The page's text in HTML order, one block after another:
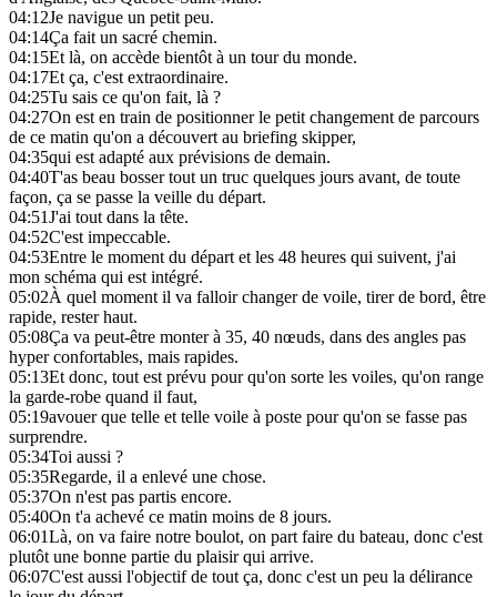
04:12Je navigue un petit peu.
04:14Ça fait un sacré chemin.
04:15Et là, on accède bientôt à un tour du monde.
04:17Et ça, c'est extraordinaire.
04:25Tu sais ce qu'on fait, là ?
04:27On est en train de positionner le petit changement de parcours
de ce matin qu'on a découvert au briefing skipper,
04:35qui est adapté aux prévisions de demain.
04:40T'as beau bosser tout un truc quelques jours avant, de toute
façon, ça se passe la veille du départ.
04:51J'ai tout dans la tête.
04:52C'est impeccable.
04:53Entre le moment du départ et les 48 heures qui suivent, j'ai
mon schéma qui est intégré.
05:02À quel moment il va falloir changer de voile, tirer de bord, être
rapide, rester haut.
05:08Ça va peut-être monter à 35, 40 nœuds, dans des angles pas
hyper confortables, mais rapides.
05:13Et donc, tout est prévu pour qu'on sorte les voiles, qu'on range
la garde-robe quand il faut,
05:19avouer que telle et telle voile à poste pour qu'on se fasse pas
surprendre.
05:34Toi aussi ?
05:35Regarde, il a enlevé une chose.
05:37On n'est pas partis encore.
05:40On t'a achevé ce matin moins de 8 jours.
06:01Là, on va faire notre boulot, on part faire du bateau, donc c'est
plutôt une bonne partie du plaisir qui arrive.
06:07C'est aussi l'objectif de tout ça, donc c'est un peu la délirance